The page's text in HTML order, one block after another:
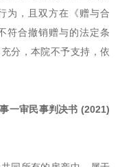
为，且双方在《赠与合
符合撤销赠与的法定条
分，本院不予支持，依
一审民事判决书 (2021)